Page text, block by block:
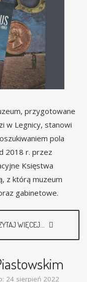
przygotowane
w Legnicy, stanowi
pola
2018 r. przez
Księstwa
z którą muzeum
gabinetowe.
WIĘCEJ...
24 sierpień 2022